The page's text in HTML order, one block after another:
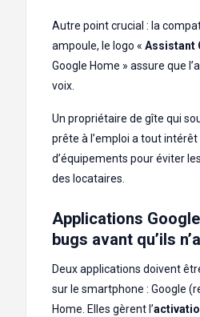
Autre point crucial : la
ampoule, le logo « Assistant
Google Home » assure que
voix.
Un propriétaire de gîte qui
prête à l’emploi a tout
d’équipements pour éviter
des locataires.
Applications
bugs avant qu’ils
Deux applications doivent
sur le smartphone : Google
Home. Elles gèrent l’